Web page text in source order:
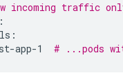
incoming traffic
app-1 # ...pods